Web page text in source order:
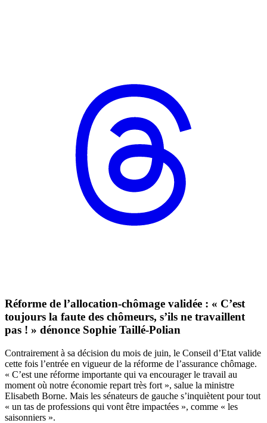
Réforme de l’allocation-chômage validée : « C’est
toujours la faute des chômeurs, s’ils ne travaillent
pas ! » dénonce Sophie Taillé-Polian
Contrairement à sa décision du mois de juin, le Conseil d’Etat valide
cette fois l’entrée en vigueur de la réforme de l’assurance chômage.
« C’est une réforme importante qui va encourager le travail au
moment où notre économie repart très fort », salue la ministre
Elisabeth Borne. Mais les sénateurs de gauche s’inquiètent pour tout
« un tas de professions qui vont être impactées », comme « les
saisonniers ».